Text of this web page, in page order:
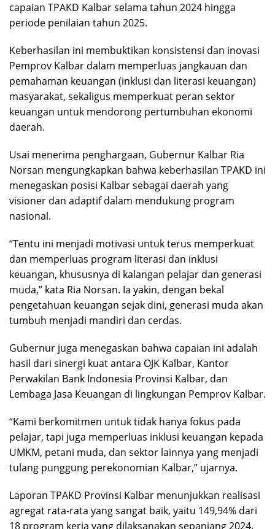
capaian TPAKD Kalbar selama tahun 2024 hingga
periode penilaian tahun 2025.
Keberhasilan ini membuktikan konsistensi dan inovasi
Pemprov Kalbar dalam memperluas jangkauan dan
pemahaman keuangan (inklusi dan literasi keuangan)
masyarakat, sekaligus memperkuat peran sektor
keuangan untuk mendorong pertumbuhan ekonomi
daerah.
Usai menerima penghargaan, Gubernur Kalbar Ria
Norsan mengungkapkan bahwa keberhasilan TPAKD ini
menegaskan posisi Kalbar sebagai daerah yang
visioner dan adaptif dalam mendukung program
nasional.
“Tentu ini menjadi motivasi untuk terus memperkuat
dan memperluas program literasi dan inklusi
keuangan, khususnya di kalangan pelajar dan generasi
muda,” kata Ria Norsan. Ia yakin, dengan bekal
pengetahuan keuangan sejak dini, generasi muda akan
tumbuh menjadi mandiri dan cerdas.
Gubernur juga menegaskan bahwa capaian ini adalah
hasil dari sinergi kuat antara OJK Kalbar, Kantor
Perwakilan Bank Indonesia Provinsi Kalbar, dan
Lembaga Jasa Keuangan di lingkungan Pemprov Kalbar.
“Kami berkomitmen untuk tidak hanya fokus pada
pelajar, tapi juga memperluas inklusi keuangan kepada
UMKM, petani muda, dan sektor lainnya yang menjadi
tulang punggung perekonomian Kalbar,” ujarnya.
Laporan TPAKD Provinsi Kalbar menunjukkan realisasi
agregat rata-rata yang sangat baik, yaitu 149,94% dari
18 program kerja yang dilaksanakan sepanjang 2024.